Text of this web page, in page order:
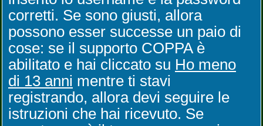
corretti. Se sono giusti, allora
possono esser successe un paio di
cose: se il supporto COPPA è
abilitato e hai cliccato su Ho meno
di 13 anni mentre ti stavi
registrando, allora devi seguire le
istruzioni che hai ricevuto. Se